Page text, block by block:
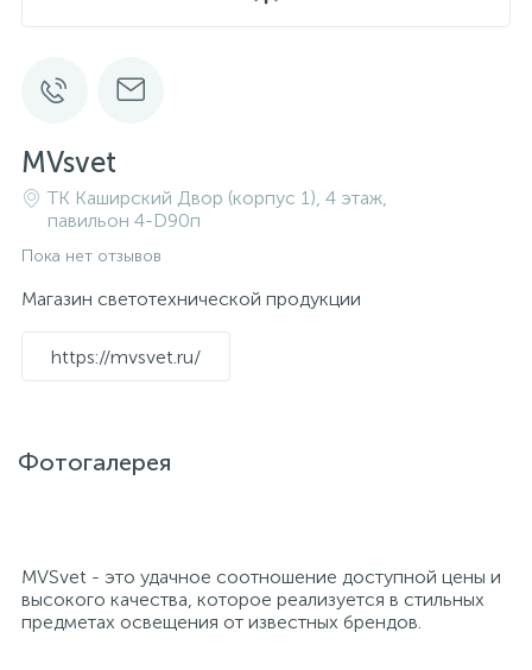
MVsvet
ТК Каширский Двор (корпус 1), 4 этаж,
павильон 4-D90п
Пока нет отзывов
Магазин светотехнической продукции
https://mvsvet.ru/
Фотогалерея
MVSvet - это удачное соотношение доступной цены и
высокого качества, которое реализуется в стильных
предметах освещения от известных брендов.